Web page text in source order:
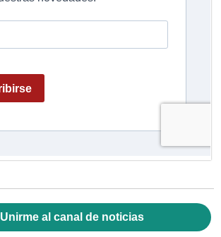
Unirme al canal de noticias